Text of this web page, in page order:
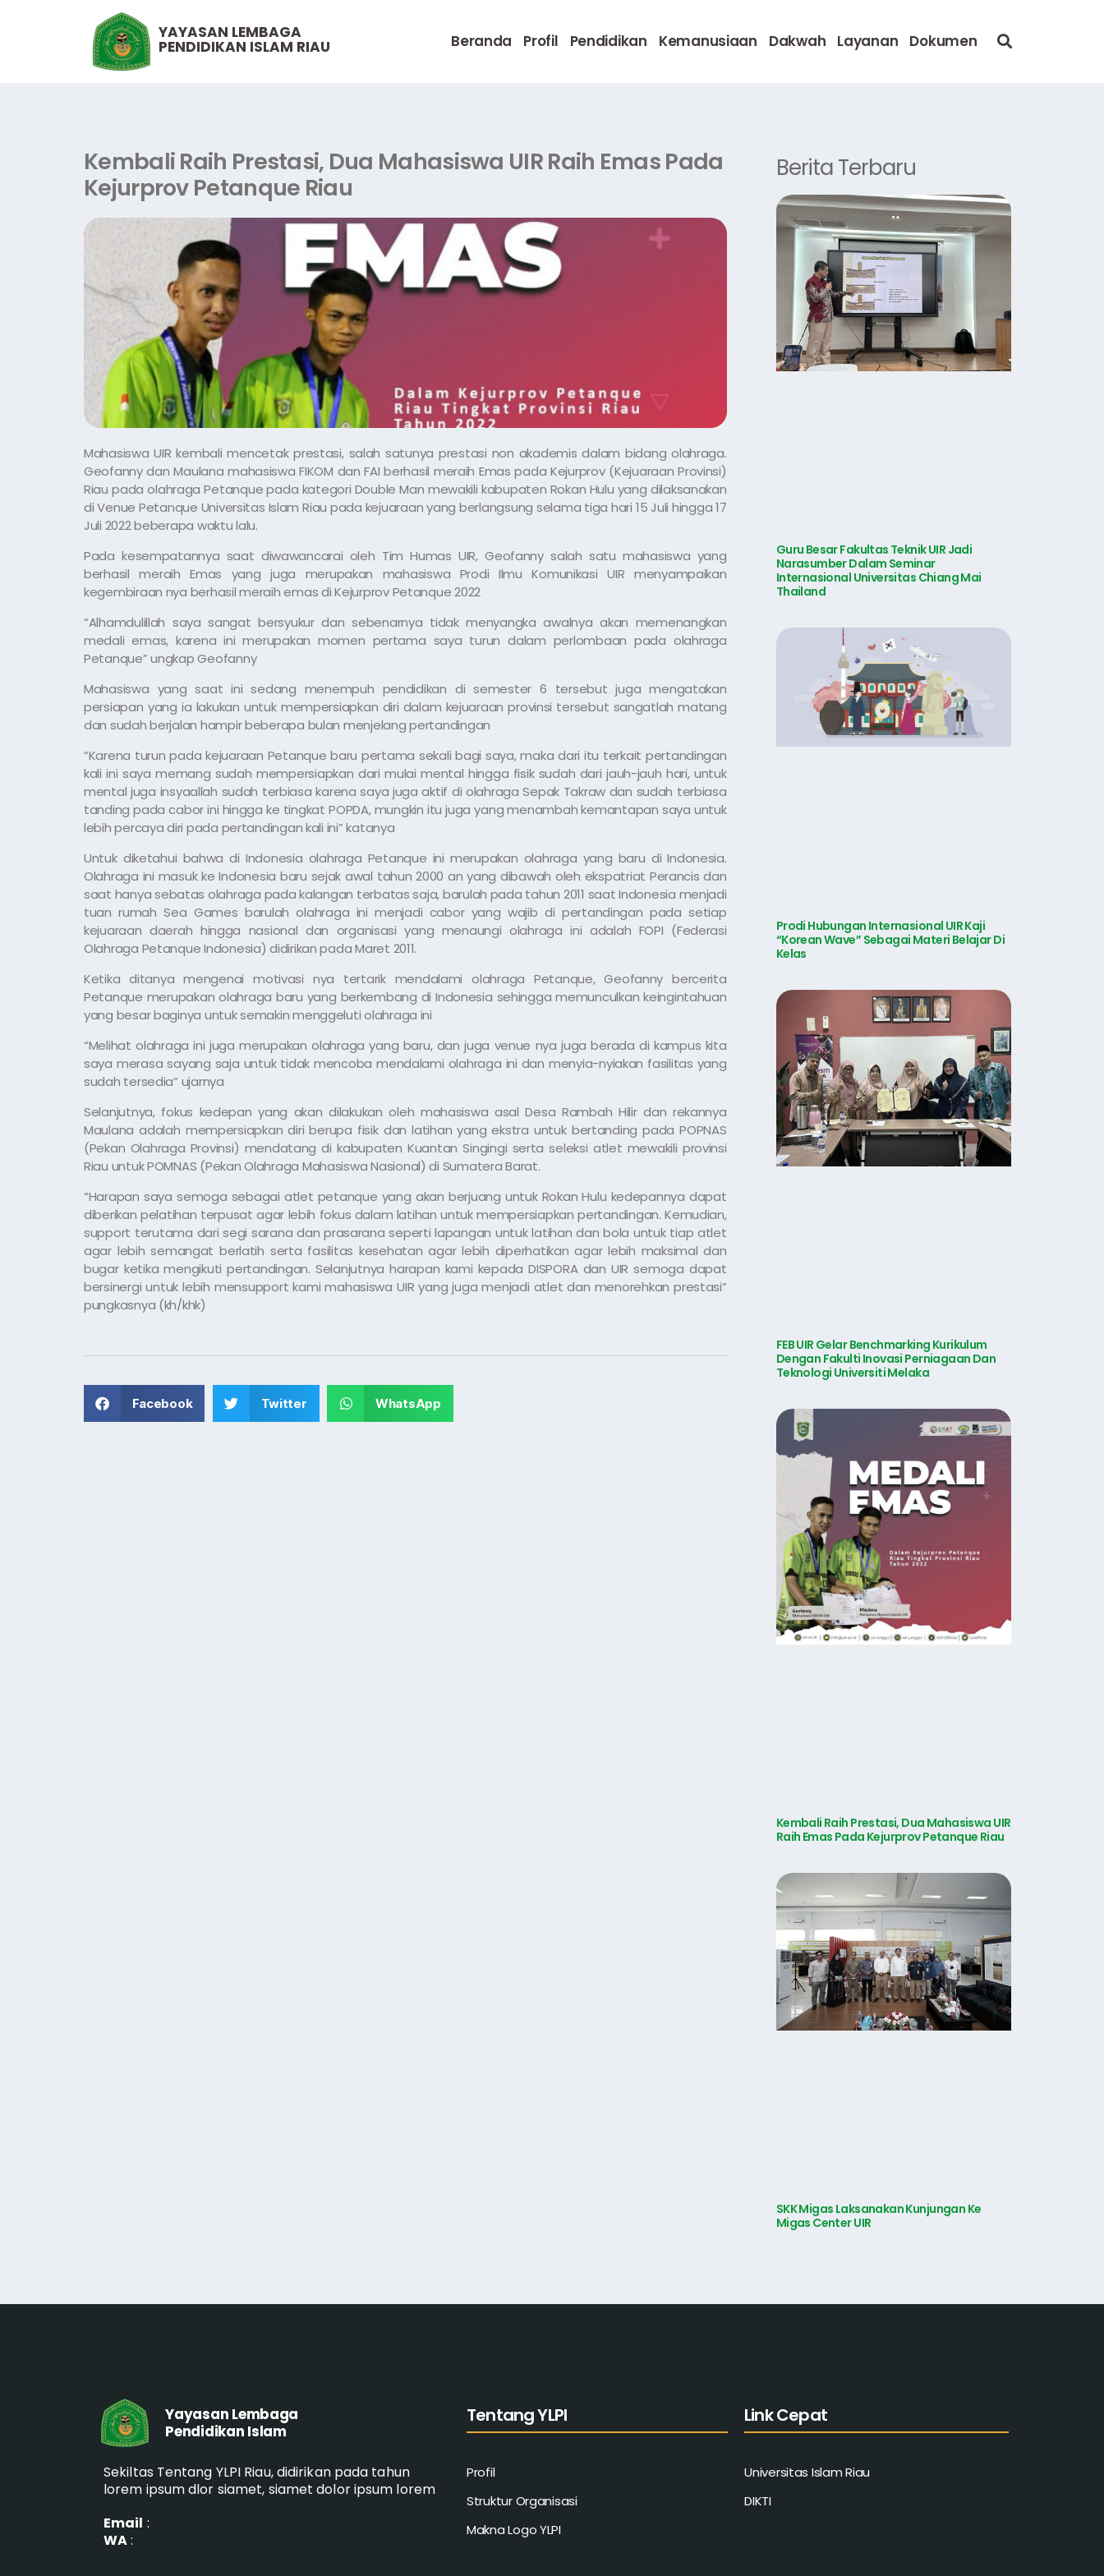
YAYASAN LEMBAGA
PENDIDIKAN ISLAM RIAU Beranda Profil Pendidikan Kemanusiaan Dakwah Layanan Dokumen
Kembali Raih Prestasi, Dua Mahasiswa UIR Raih Emas Pada
Kejurprov Petanque Riau
Mahasiswa UIR kembali mencetak prestasi, salah satunya prestasi non akademis dalam bidang olahraga.
Geofanny dan Maulana mahasiswa FIKOM dan FAI berhasil meraih Emas pada Kejurprov (Kejuaraan Provinsi)
Riau pada olahraga Petanque pada kategori Double Man mewakili kabupaten Rokan Hulu yang dilaksanakan
di Venue Petanque Universitas Islam Riau pada kejuaraan yang berlangsung selama tiga hari 15 Juli hingga 17
Juli 2022 beberapa waktu lalu.
Pada kesempatannya saat diwawancarai oleh Tim Humas UIR, Geofanny salah satu mahasiswa yang
berhasil meraih Emas yang juga merupakan mahasiswa Prodi Ilmu Komunikasi UIR menyampaikan
kegembiraan nya berhasil meraih emas di Kejurprov Petanque 2022
“Alhamdulillah saya sangat bersyukur dan sebenarnya tidak menyangka awalnya akan memenangkan
medali emas, karena ini merupakan momen pertama saya turun dalam perlombaan pada olahraga
Petanque” ungkap Geofanny
Mahasiswa yang saat ini sedang menempuh pendidikan di semester 6 tersebut juga mengatakan
persiapan yang ia lakukan untuk mempersiapkan diri dalam kejuaraan provinsi tersebut sangatlah matang
dan sudah berjalan hampir beberapa bulan menjelang pertandingan
“Karena turun pada kejuaraan Petanque baru pertama sekali bagi saya, maka dari itu terkait pertandingan
kali ini saya memang sudah mempersiapkan dari mulai mental hingga fisik sudah dari jauh-jauh hari, untuk
mental juga insyaallah sudah terbiasa karena saya juga aktif di olahraga Sepak Takraw dan sudah terbiasa
tanding pada cabor ini hingga ke tingkat POPDA, mungkin itu juga yang menambah kemantapan saya untuk
lebih percaya diri pada pertandingan kali ini” katanya
Untuk diketahui bahwa di Indonesia olahraga Petanque ini merupakan olahraga yang baru di Indonesia.
Olahraga ini masuk ke Indonesia baru sejak awal tahun 2000 an yang dibawah oleh ekspatriat Perancis dan
saat hanya sebatas olahraga pada kalangan terbatas saja, barulah pada tahun 2011 saat Indonesia menjadi
tuan rumah Sea Games barulah olahraga ini menjadi cabor yang wajib di pertandingan pada setiap
kejuaraan daerah hingga nasional dan organisasi yang menaungi olahraga ini adalah FOPI (Federasi
Olahraga Petanque Indonesia) didirikan pada Maret 2011.
Ketika ditanya mengenai motivasi nya tertarik mendalami olahraga Petanque, Geofanny bercerita
Petanque merupakan olahraga baru yang berkembang di Indonesia sehingga memunculkan keingintahuan
yang besar baginya untuk semakin menggeluti olahraga ini
“Melihat olahraga ini juga merupakan olahraga yang baru, dan juga venue nya juga berada di kampus kita
saya merasa sayang saja untuk tidak mencoba mendalami olahraga ini dan menyia-nyiakan fasilitas yang
sudah tersedia” ujarnya
Selanjutnya, fokus kedepan yang akan dilakukan oleh mahasiswa asal Desa Rambah Hilir dan rekannya
Maulana adalah mempersiapkan diri berupa fisik dan latihan yang ekstra untuk bertanding pada POPNAS
(Pekan Olahraga Provinsi) mendatang di kabupaten Kuantan Singingi serta seleksi atlet mewakili provinsi
Riau untuk POMNAS (Pekan Olahraga Mahasiswa Nasional) di Sumatera Barat.
“Harapan saya semoga sebagai atlet petanque yang akan berjuang untuk Rokan Hulu kedepannya dapat
diberikan pelatihan terpusat agar lebih fokus dalam latihan untuk mempersiapkan pertandingan. Kemudian,
support terutama dari segi sarana dan prasarana seperti lapangan untuk latihan dan bola untuk tiap atlet
agar lebih semangat berlatih serta fasilitas kesehatan agar lebih diperhatikan agar lebih maksimal dan
bugar ketika mengikuti pertandingan. Selanjutnya harapan kami kepada DISPORA dan UIR semoga dapat
bersinergi untuk lebih mensupport kami mahasiswa UIR yang juga menjadi atlet dan menorehkan prestasi”
pungkasnya (kh/khk)
Facebook Twitter WhatsApp
Berita Terbaru
Guru Besar Fakultas Teknik UIR Jadi
Narasumber Dalam Seminar
Internasional Universitas Chiang Mai
Thailand
Prodi Hubungan Internasional UIR Kaji
“Korean Wave” Sebagai Materi Belajar Di
Kelas
FEB UIR Gelar Benchmarking Kurikulum
Dengan Fakulti Inovasi Perniagaan Dan
Teknologi Universiti Melaka
Kembali Raih Prestasi, Dua Mahasiswa UIR
Raih Emas Pada Kejurprov Petanque Riau
SKK Migas Laksanakan Kunjungan Ke
Migas Center UIR
Yayasan Lembaga
Pendidikan Islam
Sekiltas Tentang YLPI Riau, didirikan pada tahun
lorem ipsum dlor siamet, siamet dolor ipsum lorem
Email :
WA:
Tentang YLPI
Profil
Struktur Organisasi
Makna Logo YLPI
Link Cepat
Universitas Islam Riau
DIKTI